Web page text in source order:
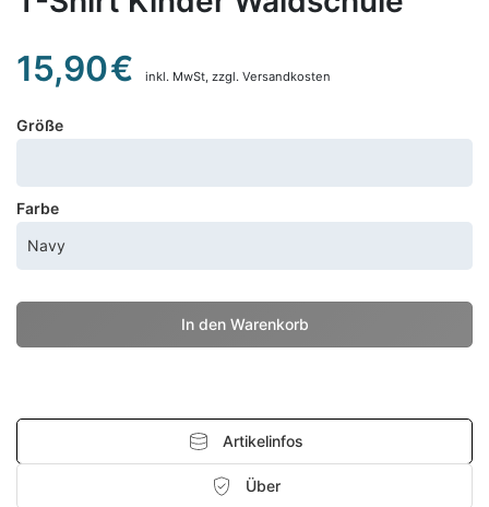
15,90€ inkl. MwSt, zzgl. Versandkosten
Größe
Farbe
Artikelinfos
Über